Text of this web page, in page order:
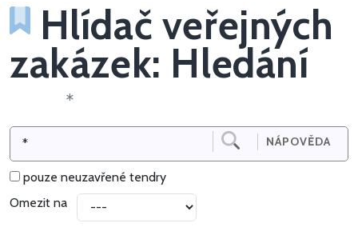
Hlídač veřejných
zakázek: Hledání
*
NÁPOVĚDA
pouze neuzavřené tendry
Omezit na